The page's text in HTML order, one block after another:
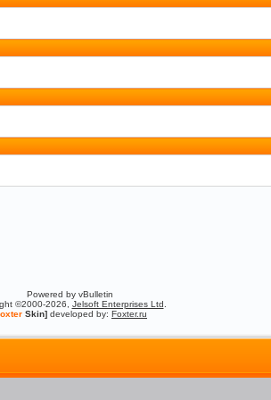
Powered by vBulletin
©2000-2026, Jelsoft Enterprises Ltd
Skin] developed by: Foxter.ru